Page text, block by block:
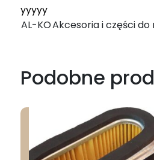
yyyyy
AL-KOAkcesoria i części
Podobne